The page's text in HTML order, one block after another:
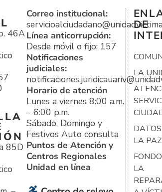
46A
85D
Correo institucional:
Línea anticorrupción:
Desde móvil o fijo: 157
Notificaciones
judiciales:
Horario de atención
Lunes a viernes 8:00 a.m.
– 6:00 p.m.
Sábado, Domingo y
Festivos Auto consulta
Puntos de Atención y
Centros Regionales
Unidad en línea
DE
LA
LA PAZ
LA